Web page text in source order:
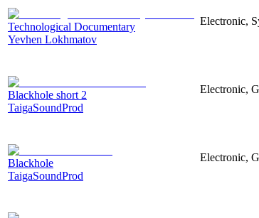
Technological Documentary
Yevhen Lokhmatov
Electronic,
Blackhole short 2
TaigaSoundProd
Electronic,
Blackhole
TaigaSoundProd
Electronic,